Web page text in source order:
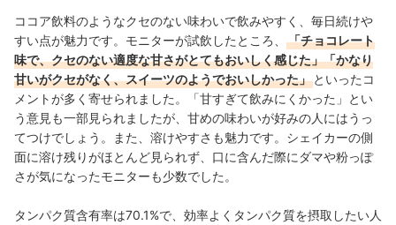
ココア飲料のようなクセのない味わいで飲みやすく、毎日続けや
すい点が魅力です。モニターが試飲したところ、
「チョコレート
味で、クセのない適度な甘さがとてもおいしく感じた」「かなり
甘いがクセがなく、スイーツのようでおいしかった」 といったコ
メントが多く寄せられました。「甘すぎて飲みにくかった」とい
う意見も一部見られましたが、甘めの味わいが好みの人にはうっ
てつけでしょう。また、溶けやすさも魅力です。シェイカーの側
面に溶け残りがほとんど見られず、口に含んだ際にダマや粉っぽ
さが気になったモニターも少数でした。
タンパク質含有率は70.1%で、効率よくタンパク質を摂取したい人